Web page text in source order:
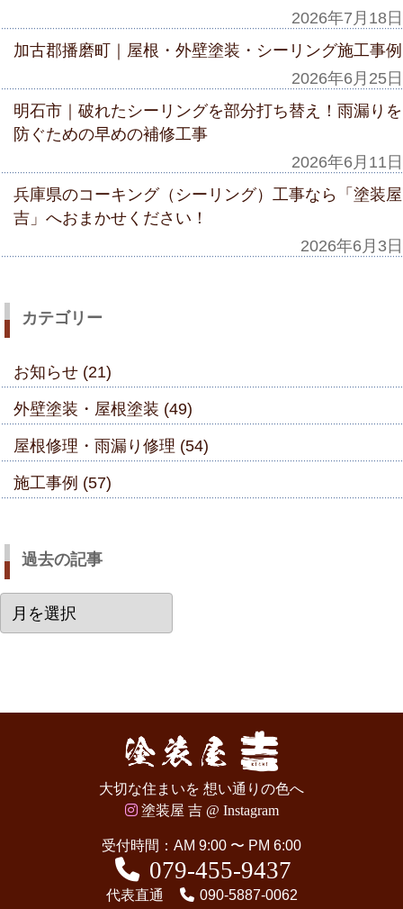
2026年7月18日
加古郡播磨町｜屋根・外壁塗装・シーリング施工事例
2026年6月25日
明石市｜破れたシーリングを部分打ち替え！雨漏りを
防ぐための早めの補修工事
2026年6月11日
兵庫県のコーキング（シーリング）工事なら「塗装屋
吉」へおまかせください！
2026年6月3日
カテゴリー
お知らせ (21)
外壁塗装・屋根塗装 (49)
屋根修理・雨漏り修理 (54)
施工事例 (57)
過去の記事
去
大切な住まいを 想い通りの色へ
塗装屋 吉 @ Instagram
受付時間：AM 9:00 〜 PM 6:00
079-455-9437
代表直通 090-5887-0062